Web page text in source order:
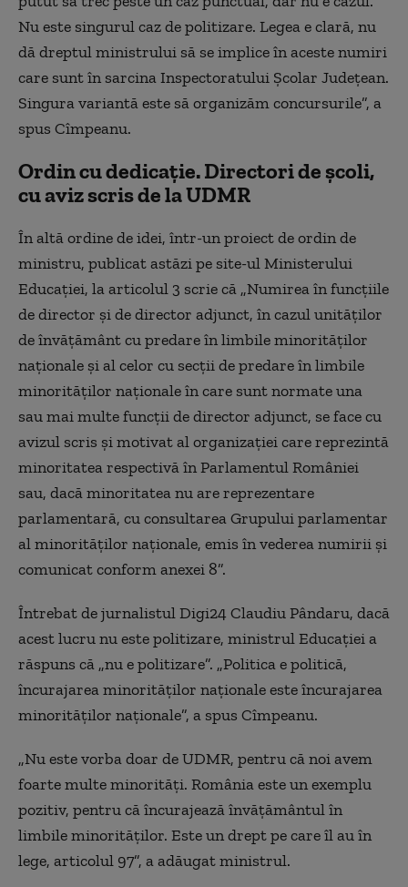
Nu este singurul caz de politizare. Legea e clară, nu
dă dreptul ministrului să se implice în aceste numiri
care sunt în sarcina Inspectoratului Școlar Județean.
Singura variantă este să organizăm concursurile”, a
spus Cîmpeanu.
Ordin cu dedicație. Directori de școli,
cu aviz scris de la UDMR
În altă ordine de idei, într-un proiect de ordin de
ministru, publicat astăzi pe site-ul Ministerului
Educației, la articolul 3 scrie că „Numirea în funcțiile
de director și de director adjunct, în cazul unităților
de învățământ cu predare în limbile minorităților
naționale și al celor cu secții de predare în limbile
minorităților naționale în care sunt normate una
sau mai multe funcții de director adjunct, se face cu
avizul scris și motivat al organizației care reprezintă
minoritatea respectivă în Parlamentul României
sau, dacă minoritatea nu are reprezentare
parlamentară, cu consultarea Grupului parlamentar
al minorităților naționale, emis în vederea numirii și
comunicat conform anexei 8”.
Întrebat de jurnalistul Digi24 Claudiu Pândaru, dacă
acest lucru nu este politizare, ministrul Educației a
răspuns că „nu e politizare”. „Politica e politică,
încurajarea minorităților naționale este încurajarea
minorităților naționale”, a spus Cîmpeanu.
„Nu este vorba doar de UDMR, pentru că noi avem
foarte multe minorități. România este un exemplu
pozitiv, pentru că încurajează învățământul în
limbile minorităților. Este un drept pe care îl au în
lege, articolul 97”, a adăugat ministrul.